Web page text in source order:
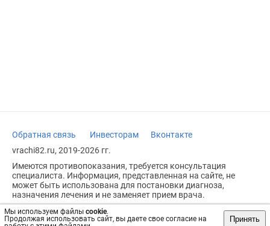
Мы используем файлы cookie.
Продолжая использовать сайт, вы даете свое согласие на
Принять
Обратная связь Инвесторам
Вконтакте
vrachi82.ru, 2019-2026 гг.
Имеются противопоказания, требуется консультация
специалиста. Информация, представленная на сайте, не
может быть использована для постановки диагноза,
назначения лечения и не заменяет прием врача.
Возрастное ограничение: 18+